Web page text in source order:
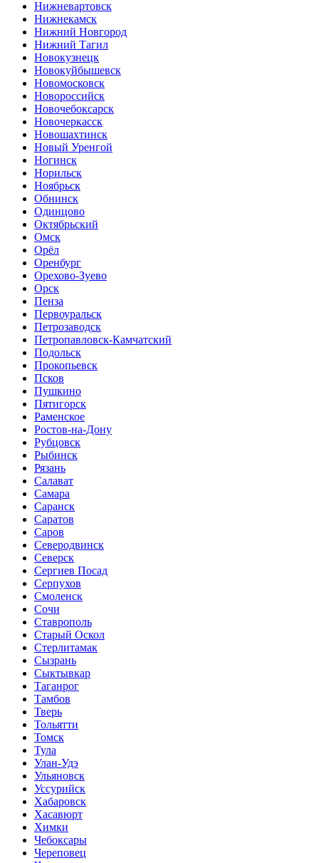
Нижневартовск
Нижнекамск
Нижний Новгород
Нижний Тагил
Новокузнецк
Новокуйбышевск
Новомосковск
Новороссийск
Новочебоксарск
Новочеркасск
Новошахтинск
Новый Уренгой
Ногинск
Норильск
Ноябрьск
Обнинск
Одинцово
Октябрьский
Омск
Орёл
Оренбург
Орехово-Зуево
Орск
Пенза
Первоуральск
Петрозаводск
Петропавловск-Камчатский
Подольск
Прокопьевск
Псков
Пушкино
Пятигорск
Раменское
Ростов-на-Дону
Рубцовск
Рыбинск
Рязань
Салават
Самара
Саранск
Саратов
Саров
Северодвинск
Северск
Сергиев Посад
Серпухов
Смоленск
Сочи
Ставрополь
Старый Оскол
Стерлитамак
Сызрань
Сыктывкар
Таганрог
Тамбов
Тверь
Тольятти
Томск
Тула
Улан-Удэ
Ульяновск
Уссурийск
Хабаровск
Хасавюрт
Химки
Чебоксары
Череповец